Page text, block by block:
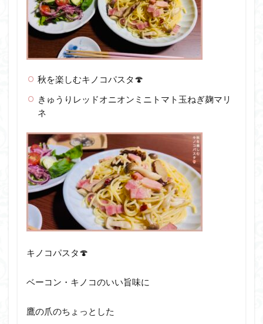
秋を楽しむキノコパスタ🍄
きゅうりレッドオニオンミニトマト玉ねぎ麹マリ
ネ
キノコパスタ🍄
ベーコン・キノコのいい旨味に
鷹の爪のちょっとした